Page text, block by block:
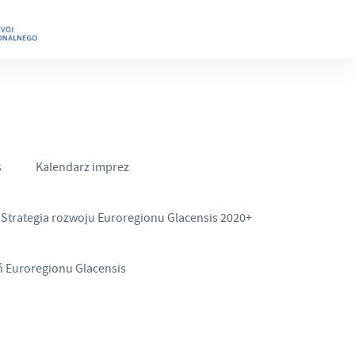
Kalendarz imprez
Strategia rozwoju Euroregionu Glacensis 2020+
Euroregionu Glacensis